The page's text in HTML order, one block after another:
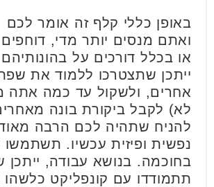
באופן כללי קלף זה אומר לכם
ואתם מנסים יותר מדי,
או בכלל דורכים על
ייתכן שתצטרכו ללמוד את
אחרים, ולשקול עד כמה אתה
לא) לקבל ביקורת בונה
להניח שתהיה לכם הרבה מאוד
נפשית ופיזית עכשיו. תשתמשו
בחוכמה. בנושא עבודה, ייתכן
תתמודדו עם קונפליקט כלשהו